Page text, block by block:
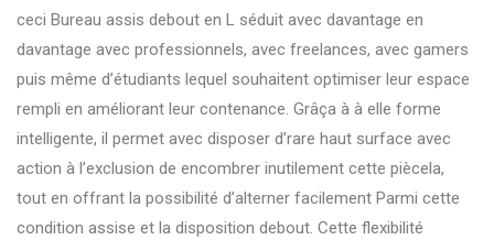
ceci Bureau assis debout en L séduit avec davantage en
davantage avec professionnels, avec freelances, avec gamers
puis même d’étudiants lequel souhaitent optimiser leur espace
rempli en améliorant leur contenance. Grâça à à elle forme
intelligente, il permet avec disposer d’rare haut surface avec
action à l’exclusion de encombrer inutilement cette piècela,
tout en offrant la possibilité d’alterner facilement Parmi cette
condition assise et la disposition debout. Cette flexibilité